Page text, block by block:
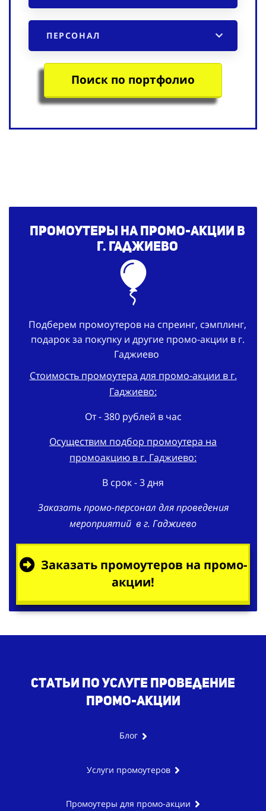
ПЕРСОНАЛ
Поиск по портфолио
Промоутеры на промо-акции в
г. Гаджиево
Подберем промоутеров на спреинг, сэмплинг,
подарок за покупку и другие промо-акции в г.
Гаджиево
Стоимость промоутера для промо-акции в г.
Гаджиево:
От - 380 рублей в час
Осуществим подбор промоутера на
промоакцию в г. Гаджиево:
В срок - 3 дня
Заказать промо-персонал для проведения
мероприятий в г. Гаджиево
Заказать промоутеров на промо-
акции!
Статьи по услуге проведение
промо-акции
Блог
Услуги промоутеров
Промоутеры для промо-акции